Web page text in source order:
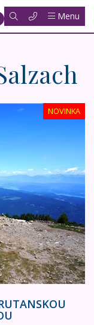
Menu
NOVINKA
kartou